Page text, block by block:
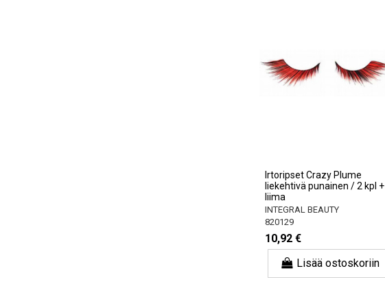
Irtoripset Crazy Plume
liekehtivä punainen / 2 kpl +
liima
INTEGRAL BEAUTY
820129
10,92 €
Lisää ostoskoriin